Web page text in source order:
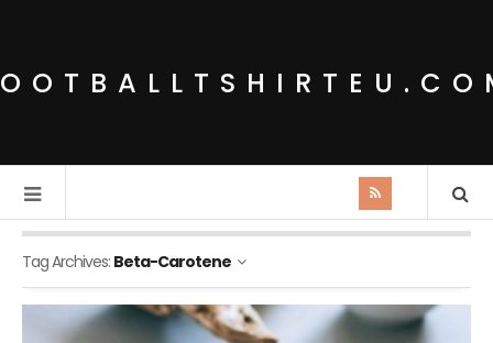
Tag Archives: Beta-Carotene